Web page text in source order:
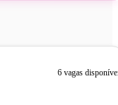
6 vagas